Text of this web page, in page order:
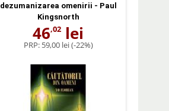
dezumanizarea omenirii - Paul
Kingsnorth
46,02 lei
PRP: 59,00 lei(-22%)